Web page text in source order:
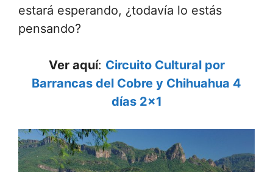
estará esperando, ¿todavía lo estás
pensando?
Ver aquí: Circuito Cultural por
Barrancas del Cobre y Chihuahua 4
días 2×1